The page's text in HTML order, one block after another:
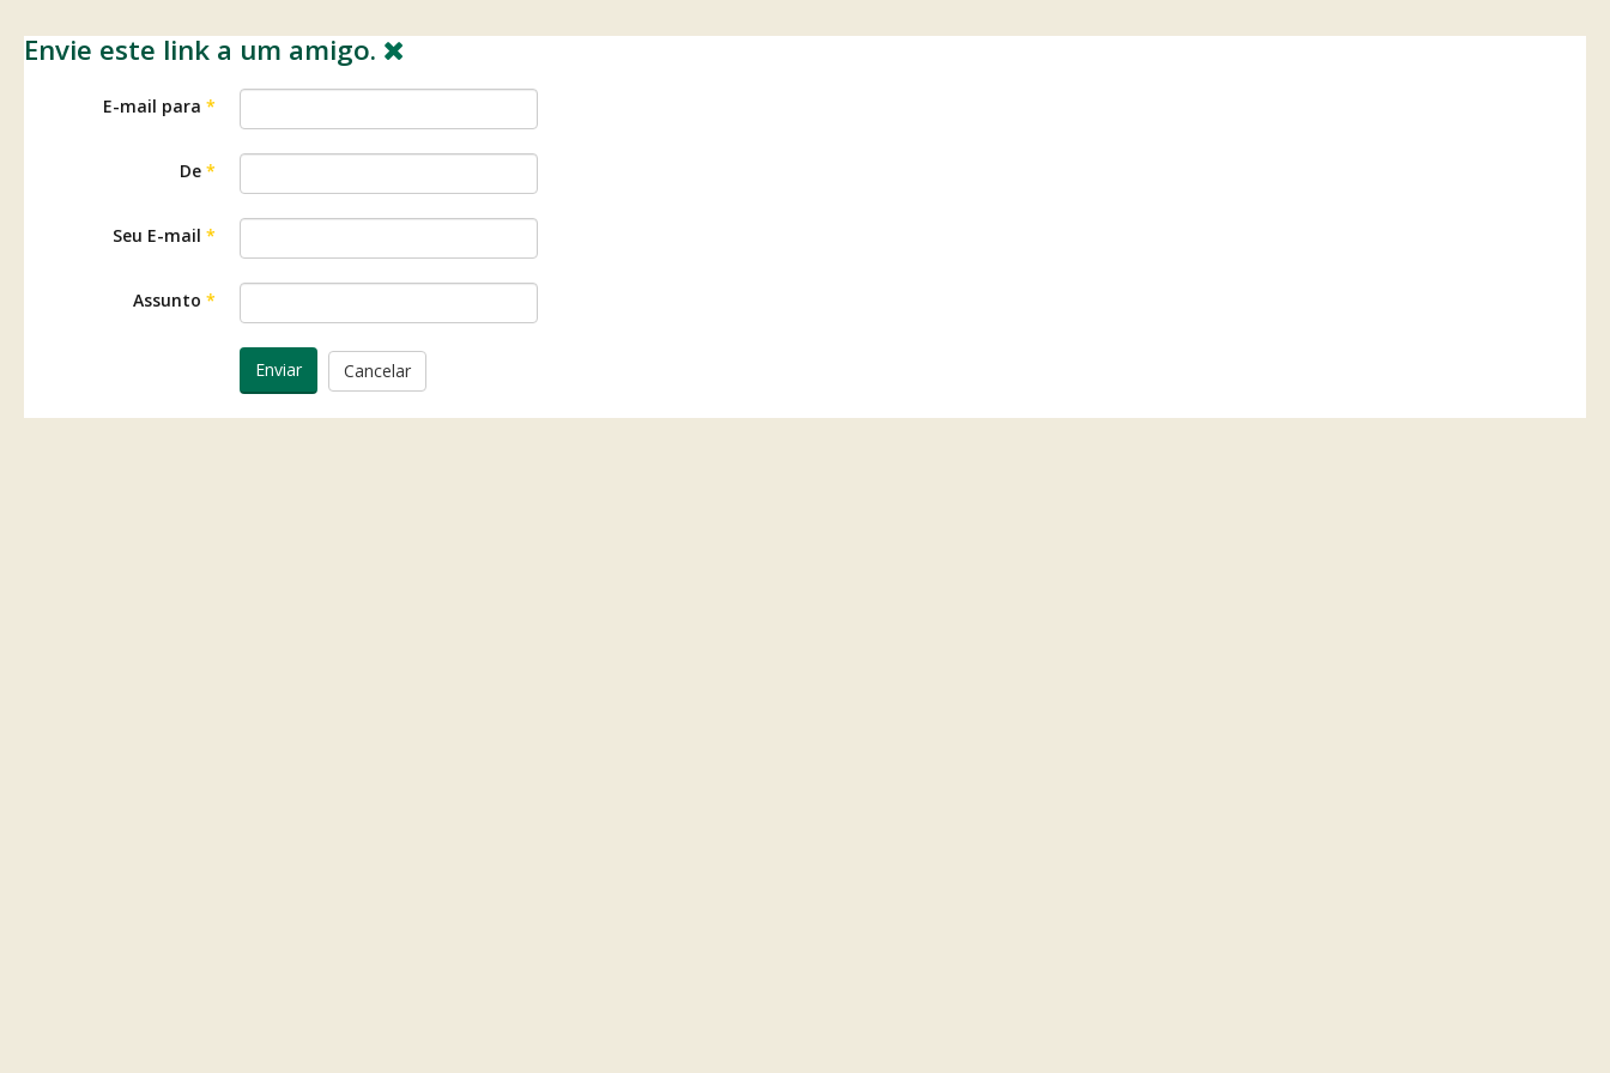
Envie este link a um amigo.
E-mail para *
De *
Seu E-mail *
Assunto *
Enviar Cancelar